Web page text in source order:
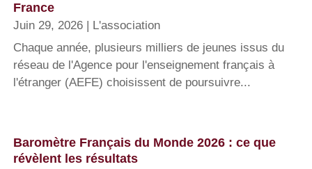
France
Juin 29, 2026
L'association
Chaque année, plusieurs milliers de jeunes issus du
réseau de l'Agence pour l'enseignement français à
l'étranger (AEFE) choisissent de poursuivre...
Baromètre Français du Monde 2026 : ce que
révèlent les résultats